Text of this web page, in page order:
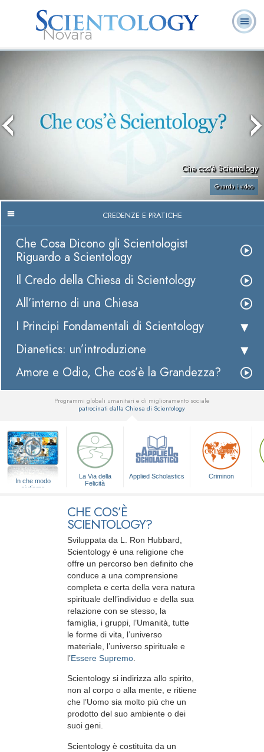
Novara
Volontari
Che cos’è Scientology
Guarda i video
CREDENZE E PRATICHE
Che Cosa Dicono gli Scientologist
Riguardo a Scientology
Il Credo della Chiesa di Scientology
All’interno di una Chiesa
I Principi Fondamentali di Scientology
Dianetics: un’introduzione
Amore e Odio, Che cos’è la Grandezza?
Programmi globali umanitari e di miglioramento sociale
patrocinati dalla Chiesa di Scientology
In che modo
aiutiamo
La Via della
Felicità
Applied Scholastics Criminon
CHE COS’È
SCIENTOLOGY?
Sviluppata da L. Ron Hubbard
Scientology è una religione che
offre un percorso ben definito che
conduce a una comprensione
completa e certa della vera natura
spirituale dell’individuo e della sua
relazione con se stesso, la
famiglia, i gruppi, l’Umanità, tutte
le forme di vita, l’universo
materiale, l’universo spirituale e
l’Essere Supremo
Scientology si indirizza allo spirito,
non al corpo o alla mente, e ritiene
che l’Uomo sia molto più che un
prodotto del suo ambiente o dei
suoi geni.
Scientology è costituita da un